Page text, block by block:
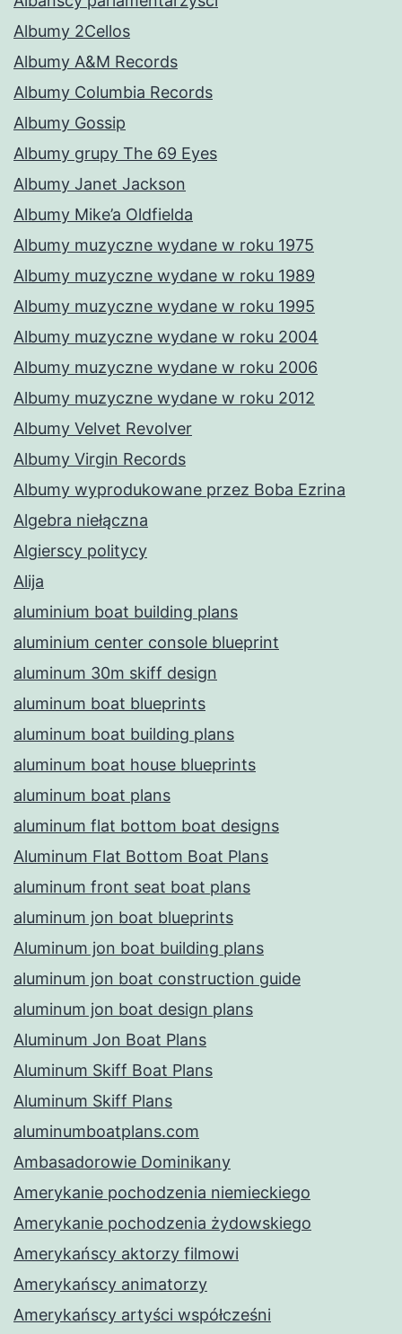
Albumy 2Cellos
Albumy A&M Records
Albumy Columbia Records
Albumy Gossip
Albumy grupy The 69 Eyes
Albumy Janet Jackson
Albumy Mike’a Oldfielda
Albumy muzyczne wydane w roku 1975
Albumy muzyczne wydane w roku 1989
Albumy muzyczne wydane w roku 1995
Albumy muzyczne wydane w roku 2004
Albumy muzyczne wydane w roku 2006
Albumy muzyczne wydane w roku 2012
Albumy Velvet Revolver
Albumy Virgin Records
Albumy wyprodukowane przez Boba Ezrina
Algebra niełączna
Algierscy politycy
Alija
aluminium boat building plans
aluminium center console blueprint
aluminum 30m skiff design
aluminum boat blueprints
aluminum boat building plans
aluminum boat house blueprints
aluminum boat plans
aluminum flat bottom boat designs
Aluminum Flat Bottom Boat Plans
aluminum front seat boat plans
aluminum jon boat blueprints
Aluminum jon boat building plans
aluminum jon boat construction guide
aluminum jon boat design plans
Aluminum Jon Boat Plans
Aluminum Skiff Boat Plans
Aluminum Skiff Plans
aluminumboatplans.com
Ambasadorowie Dominikany
Amerykanie pochodzenia niemieckiego
Amerykanie pochodzenia żydowskiego
Amerykańscy aktorzy filmowi
Amerykańscy animatorzy
Amerykańscy artyści współcześni